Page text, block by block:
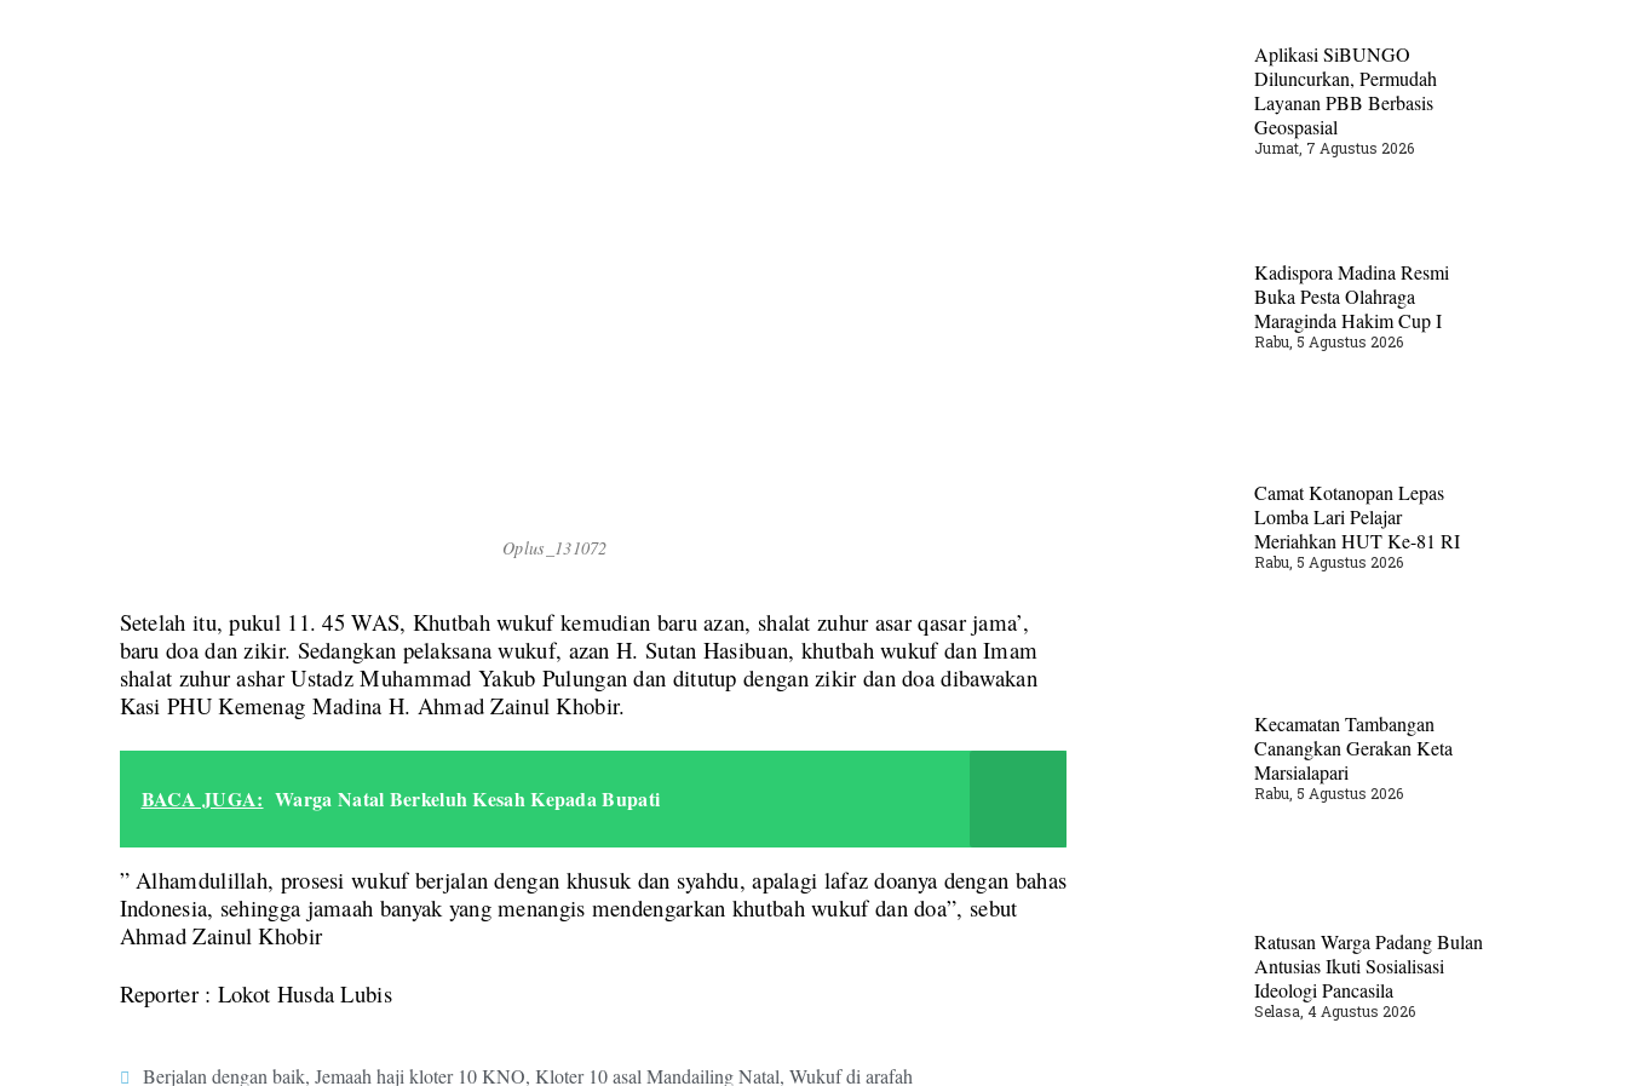
Oplus_131072
Setelah itu, pukul 11. 45 WAS, Khutbah wukuf kemudian baru azan, shalat zuhur asar qasar jama’,
baru doa dan zikir. Sedangkan pelaksana wukuf, azan H. Sutan Hasibuan, khutbah wukuf dan Imam
shalat zuhur ashar Ustadz Muhammad Yakub Pulungan dan ditutup dengan zikir dan doa dibawakan
Kasi PHU Kemenag Madina H. Ahmad Zainul Khobir.
BACA JUGA: Warga Natal Berkeluh Kesah Kepada Bupati
” Alhamdulillah, prosesi wukuf berjalan dengan khusuk dan syahdu, apalagi lafaz doanya dengan bahas
Indonesia, sehingga jamaah banyak yang menangis mendengarkan khutbah wukuf dan doa”, sebut
Ahmad Zainul Khobir
Reporter : Lokot Husda Lubis
Berjalan dengan baik, Jemaah haji kloter 10 KNO, Kloter 10 asal Mandailing Natal, Wukuf di arafah
Aplikasi SiBUNGO
Diluncurkan, Permudah
Layanan PBB Berbasis
Geospasial
Jumat, 7 Agustus 2026
Kadispora Madina Resmi
Buka Pesta Olahraga
Maraginda Hakim Cup I
Rabu, 5 Agustus 2026
Camat Kotanopan Lepas
Lomba Lari Pelajar
Meriahkan HUT Ke-81 RI
Rabu, 5 Agustus 2026
Kecamatan Tambangan
Canangkan Gerakan Keta
Marsialapari
Rabu, 5 Agustus 2026
Ratusan Warga Padang Bulan
Antusias Ikuti Sosialisasi
Ideologi Pancasila
Selasa, 4 Agustus 2026